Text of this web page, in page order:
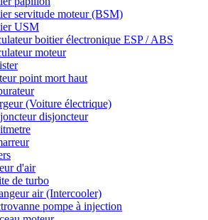
servitude moteur (BSM)
USM
boitier électronique ESP / ABS
moteur
point mort haut
(Voiture électrique)
disjoncteur
d'air
de turbo
air (Intercooler)
pompe à injection